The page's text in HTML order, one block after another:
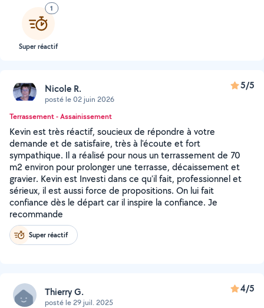
1
Super réactif
Nicole R.
posté le 02 juin 2026
5/5
Terrassement - Assainissement
Kevin est très réactif, soucieux de répondre à votre
demande et de satisfaire, très à l'écoute et fort
sympathique. Il a réalisé pour nous un terrassement de 70
m2 environ pour prolonger une terrasse, décaissement et
gravier. Kevin est Investi dans ce qu'il fait, professionnel et
sérieux, il est aussi force de propositions. On lui fait
confiance dès le départ car il inspire la confiance. Je
recommande
Super réactif
Thierry G.
posté le 29 juil. 2025
4/5